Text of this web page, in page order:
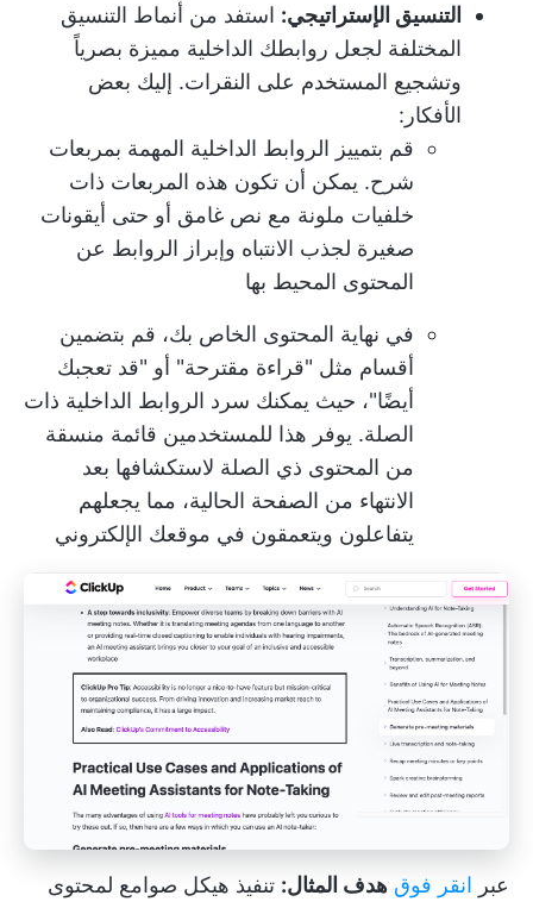
التنسيق الإستراتيجي: استفد من أنماط التنسيق
المختلفة لجعل روابطك الداخلية مميزة بصرياً
وتشجيع المستخدم على النقرات. إليك بعض
الأفكار:
قم بتمييز الروابط الداخلية المهمة بمربعات
شرح. يمكن أن تكون هذه المربعات ذات
خلفيات ملونة مع نص غامق أو حتى أيقونات
صغيرة لجذب الانتباه وإبراز الروابط عن
المحتوى المحيط بها
في نهاية المحتوى الخاص بك، قم بتضمين
أقسام مثل "قراءة مقترحة" أو "قد تعجبك
أيضًا"، حيث يمكنك سرد الروابط الداخلية ذات
الصلة. يوفر هذا للمستخدمين قائمة منسقة
من المحتوى ذي الصلة لاستكشافها بعد
الانتهاء من الصفحة الحالية، مما يجعلهم
يتفاعلون ويتعمقون في موقعك الإلكتروني
عبر انقر فوق هدف المثال: تنفيذ هيكل صوامع لمحتوى